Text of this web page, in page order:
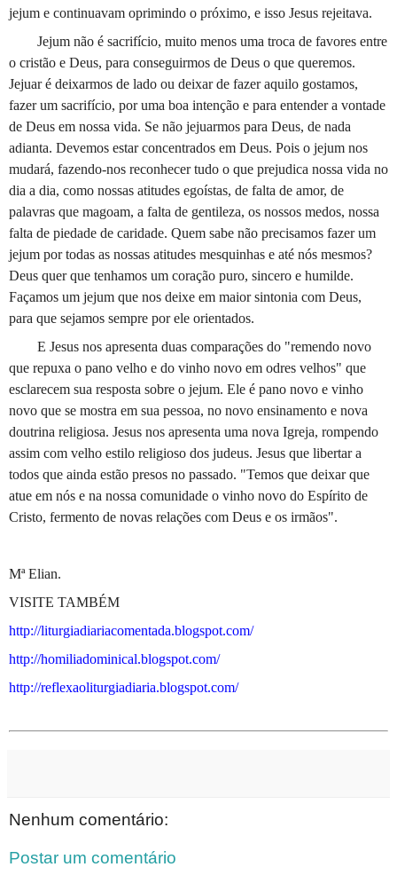
jejum e continuavam oprimindo o próximo, e isso Jesus rejeitava.
Jejum não é sacrifício, muito menos uma troca de favores entre
o cristão e Deus, para conseguirmos de Deus o que queremos.
Jejuar é deixarmos de lado ou deixar de fazer aquilo gostamos,
fazer um sacrifício, por uma boa intenção e para entender a vontade
de Deus em nossa vida. Se não jejuarmos para Deus, de nada
adianta. Devemos estar concentrados em Deus. Pois o jejum nos
mudará, fazendo-nos reconhecer tudo o que prejudica nossa vida no
dia a dia, como nossas atitudes egoístas, de falta de amor, de
palavras que magoam, a falta de gentileza, os nossos medos, nossa
falta de piedade de caridade. Quem sabe não precisamos fazer um
jejum por todas as nossas atitudes mesquinhas e até nós mesmos?
Deus quer que tenhamos um coração puro, sincero e humilde.
Façamos um jejum que nos deixe em maior sintonia com Deus,
para que sejamos sempre por ele orientados.
E Jesus nos apresenta duas comparações do "remendo novo
que repuxa o pano velho e do vinho novo em odres velhos" que
esclarecem sua resposta sobre o jejum. Ele é pano novo e vinho
novo que se mostra em sua pessoa, no novo ensinamento e nova
doutrina religiosa. Jesus nos apresenta uma nova Igreja, rompendo
assim com velho estilo religioso dos judeus. Jesus que libertar a
todos que ainda estão presos no passado. "Temos que deixar que
atue em nós e na nossa comunidade o vinho novo do Espírito de
Cristo, fermento de novas relações com Deus e os irmãos".
Mª Elian.
VISITE TAMBÉM
http://liturgiadiariacomentada.blogspot.com/
http://homiliadominical.blogspot.com/
http://reflexaoliturgiadiaria.blogspot.com/
Nenhum comentário:
Postar um comentário